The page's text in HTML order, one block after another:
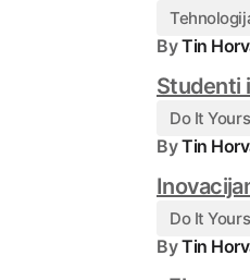
By Tin
Studenti
Do It
By Tin
Do It
By Tin